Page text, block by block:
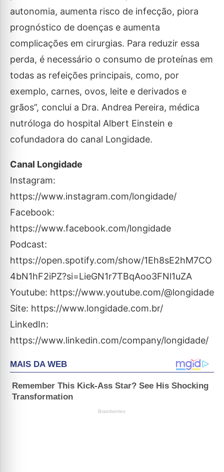
autonomia, aumenta risco de infecção, piora
prognóstico de doenças e aumenta
complicações em cirurgias. Para reduzir essa
perda, é necessário o consumo de proteínas em
todas as refeições principais, como, por
exemplo, carnes, ovos, leite e derivados e
grãos”, conclui a Dra. Andrea Pereira, médica
nutróloga do hospital Albert Einstein e
cofundadora do canal Longidade.
Canal Longidade
Instagram:
https://www.instagram.com/longidade/
Facebook:
https://www.facebook.com/longidade
Podcast:
https://open.spotify.com/show/1Eh8sE2hM7CO
4bN1hF2iPZ?si=LieGN1r7TBqAoo3FNl1uZA
Youtube: https://www.youtube.com/@longidade
Site: https://www.longidade.com.br/
LinkedIn:
https://www.linkedin.com/company/longidade/